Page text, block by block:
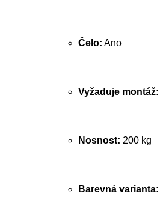
Čelo: Ano
Vyžaduje montáž:
Nosnost: 200 kg
Barevná varianta: